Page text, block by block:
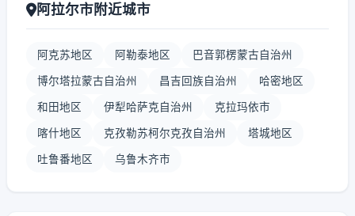
阿拉尔市附近城市
阿克苏地区 阿勒泰地区 巴音郭楞蒙古自治州
博尔塔拉蒙古自治州 昌吉回族自治州 哈密地区
和田地区 伊犁哈萨克自治州 克拉玛依市
喀什地区 克孜勒苏柯尔克孜自治州 塔城地区
吐鲁番地区 乌鲁木齐市